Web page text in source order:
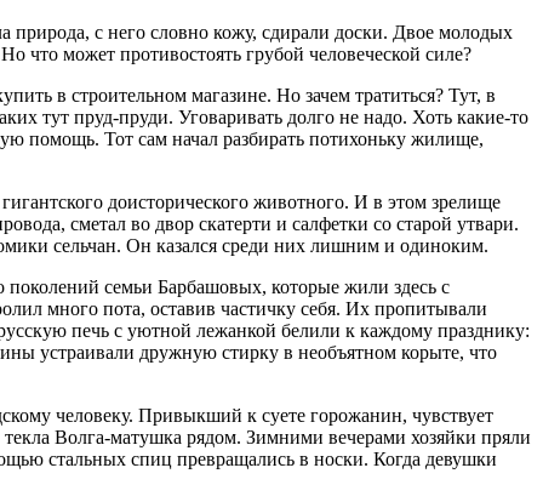
природа, с него словно кожу, сдирали доски. Двое молодых
что может противостоять грубой человеческой силе?
в строительном магазине. Но зачем тратиться? Тут, в
тут пруд-пруди. Уговаривать долго не надо. Хоть какие-то
помощь. Тот сам начал разбирать потихоньку жилище,
доисторического животного. И в этом зрелище
сметал во двор скатерти и салфетки со старой утвари.
сельчан. Он казался среди них лишним и одиноким.
семьи Барбашовых, которые жили здесь с
много пота, оставив частичку себя. Их пропитывали
печь с уютной лежанкой белили к каждому празднику:
устраивали дружную стирку в необъятном корыте, что
человеку. Привыкший к суете горожанин, чувствует
Волга-матушка рядом. Зимними вечерами хозяйки пряли
стальных спиц превращались в носки. Когда девушки